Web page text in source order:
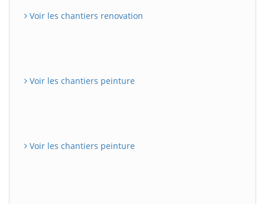
Voir les chantiers renovation
Voir les chantiers peinture
Voir les chantiers peinture